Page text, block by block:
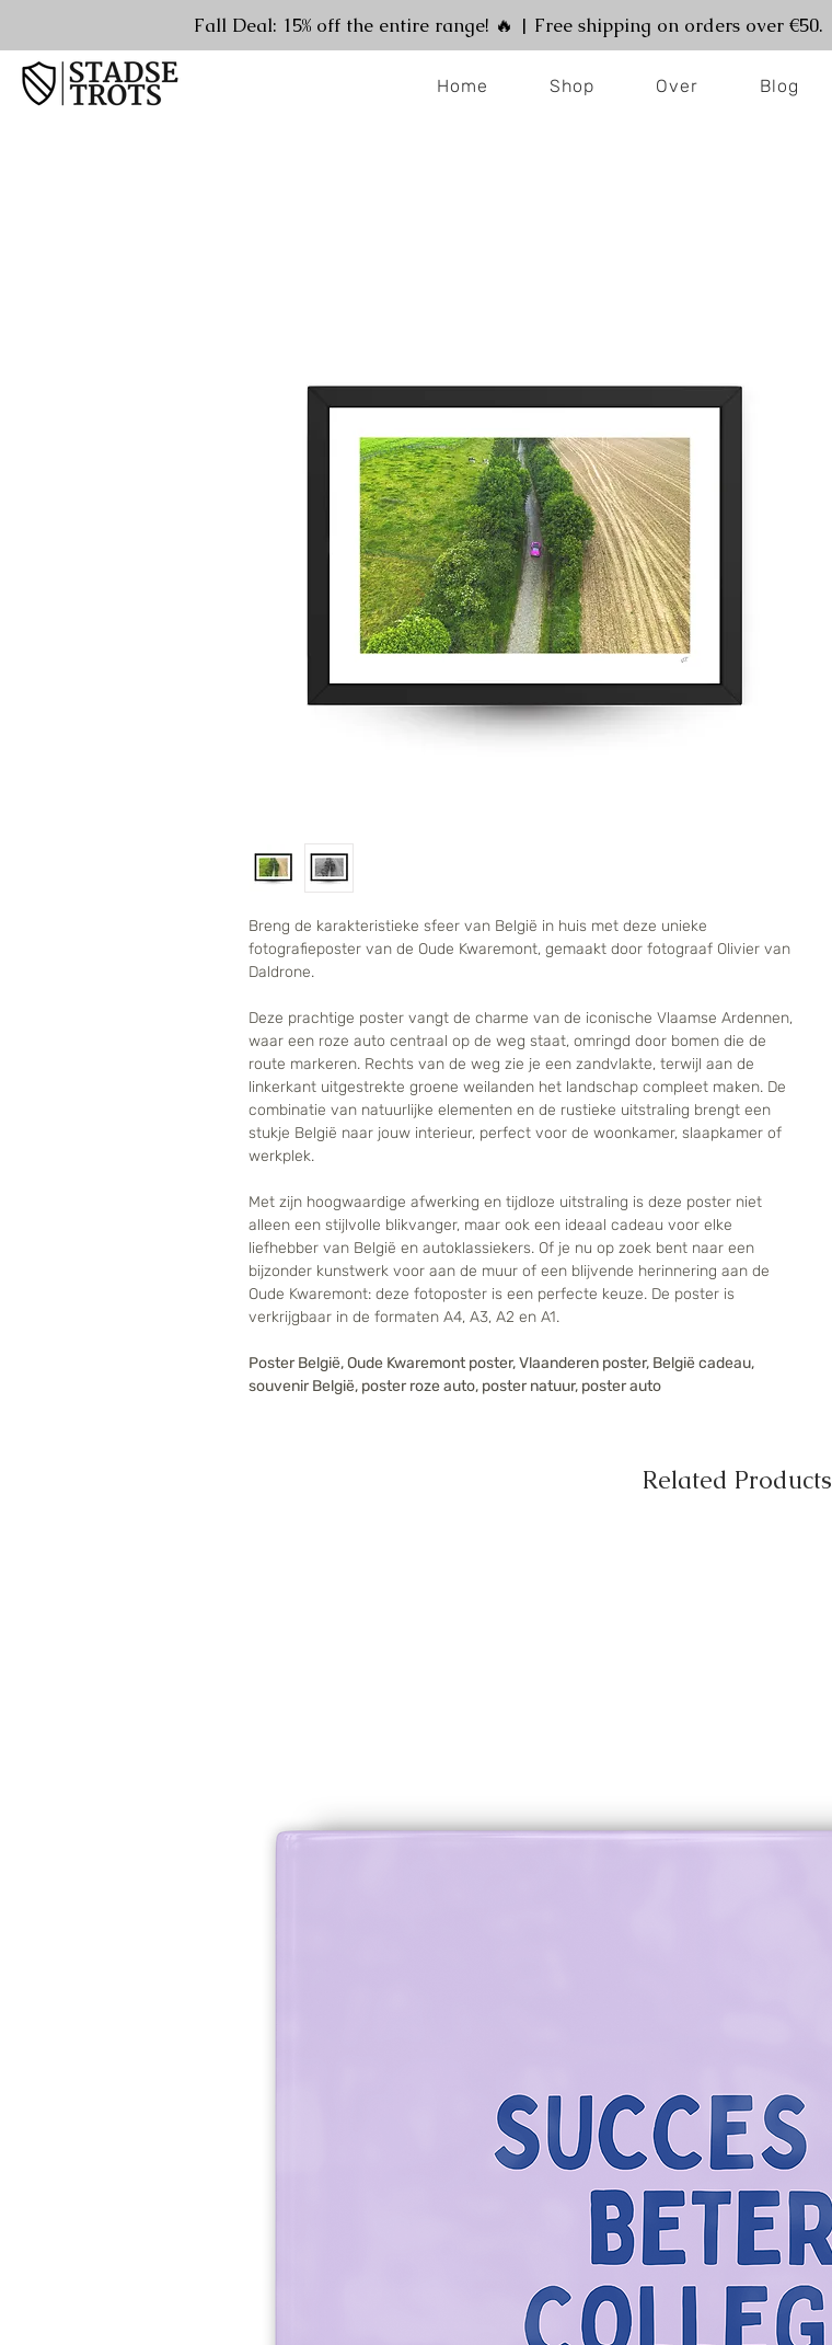
Fall Deal: 15% off the entire range! 🔥 | Free shipping on orders over €50.
Home Shop Over Blog
Breng de karakteristieke sfeer van België in huis met deze unieke
fotografieposter van de Oude Kwaremont, gemaakt door fotograaf Olivier van
Daldrone.
Deze prachtige poster vangt de charme van de iconische Vlaamse Ardennen,
waar een roze auto centraal op de weg staat, omringd door bomen die de
route markeren. Rechts van de weg zie je een zandvlakte, terwijl aan de
linkerkant uitgestrekte groene weilanden het landschap compleet maken. De
combinatie van natuurlijke elementen en de rustieke uitstraling brengt een
stukje België naar jouw interieur, perfect voor de woonkamer, slaapkamer of
werkplek.
Met zijn hoogwaardige afwerking en tijdloze uitstraling is deze poster niet
alleen een stijlvolle blikvanger, maar ook een ideaal cadeau voor elke
liefhebber van België en autoklassiekers. Of je nu op zoek bent naar een
bijzonder kunstwerk voor aan de muur of een blijvende herinnering aan de
Oude Kwaremont: deze fotoposter is een perfecte keuze. De poster is
verkrijgbaar in de formaten A4, A3, A2 en A1.
Poster België, Oude Kwaremont poster, Vlaanderen poster, België cadeau,
souvenir België, poster roze auto, poster natuur, poster auto
Related Products